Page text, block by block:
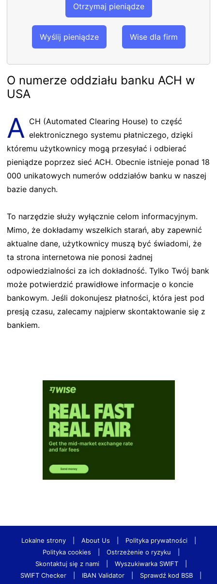
Otrzymaj pieniądze
Wyślij pieniądze Wise dla firm
O numerze oddziału banku ACH w
USA
A CH (Automated Clearing House) to część
elektronicznego systemu płatniczego, dzięki
któremu użytkownicy mogą przesyłać i odbierać
pieniądze poprzez sieć ACH. Obecnie istnieje ponad 18
000 unikatowych numerów oddziałów banku w naszej
bazie danych.
To narzędzie służy wyłącznie celom informacyjnym.
Mimo, że dokładamy wszelkich starań, aby zapewnić
aktualne dane, użytkownicy muszą być świadomi, że
ta strona internetowa nie ponosi żadnej
odpowiedzialności za ich dokładność. Tylko Twój bank
może potwierdzić prawidłowe informacje o koncie
bankowym. Jeśli dokonujesz płatności, która jest pod
presją czasu, zalecamy najpierw skontaktowanie się z
bankiem.
Lokalne strony About Us Polityka prywatności
Polityka cookies
Ostrzeżenie o ryzyku
Skontaktuj się z nami
Wyszukiwarka SWIFT
SWIFT Checker
IBAN Validator Sprawdź kod BSB